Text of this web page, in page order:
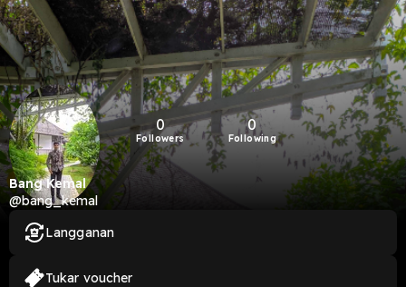
0
Followers
0
Following
Bang Kemal
@bang_kemal
Langganan
Tukar voucher